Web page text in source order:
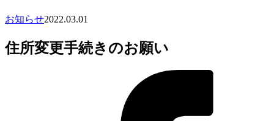
お知らせ2022.03.01
住所変更手続きのお願い